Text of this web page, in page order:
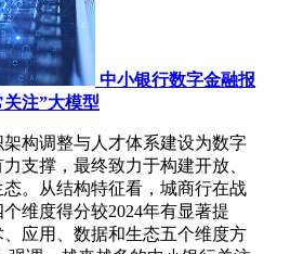
中小银行数字金融报
注”大模型
构调整与人才体系建设为数字
支撑，最终致力于构建开放、
。从结构特征看，城商行在战
维度得分较2024年有显著提
应用、数据和生态五个维度方